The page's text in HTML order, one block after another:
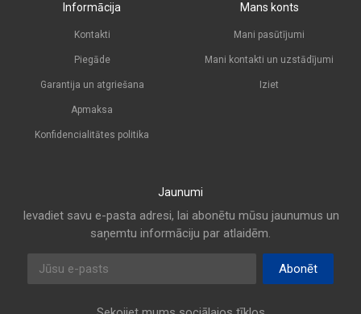
Informācija
Kontakti
Piegāde
Garantija un atgriešana
Apmaksa
Konfidencialitātes politika
Mans konts
Mani pasūtījumi
Mani kontakti un uzstādījumi
Iziet
Jaunumi
Ievadiet savu e-pasta adresi, lai abonētu mūsu jaunumus un
saņemtu informāciju par atlaidēm.
E-pasta adrese
Abonēt